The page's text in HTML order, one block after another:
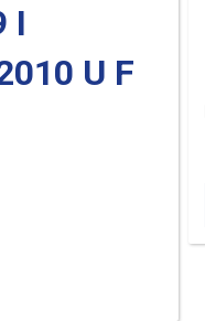
I
U F